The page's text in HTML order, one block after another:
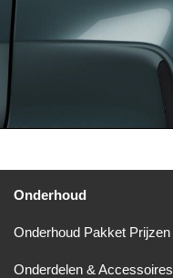
Onderhoud
Onderhoud Pakket Prijzen
Onderdelen & Accessoires